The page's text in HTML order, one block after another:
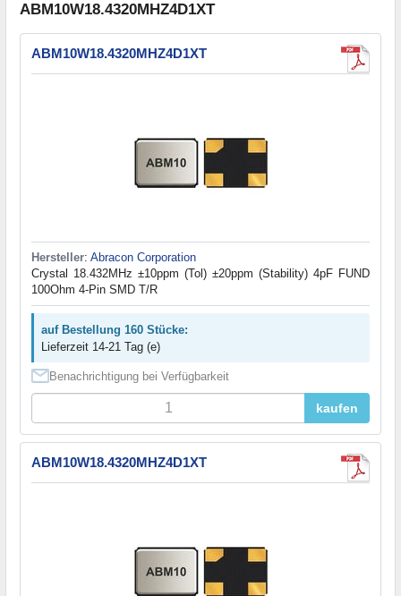
ABM10W18.4320MHZ4D1XT
ABM10W18.4320MHZ4D1XT
Hersteller: Abracon Corporation
Crystal 18.432MHz ±10ppm (Tol) ±20ppm (Stability) 4pF FUND
100Ohm 4-Pin SMD T/R
auf Bestellung 160 Stücke:
Lieferzeit 14-21 Tag (e)
Benachrichtigung bei Verfügbarkeit
kaufen
ABM10W18.4320MHZ4D1XT